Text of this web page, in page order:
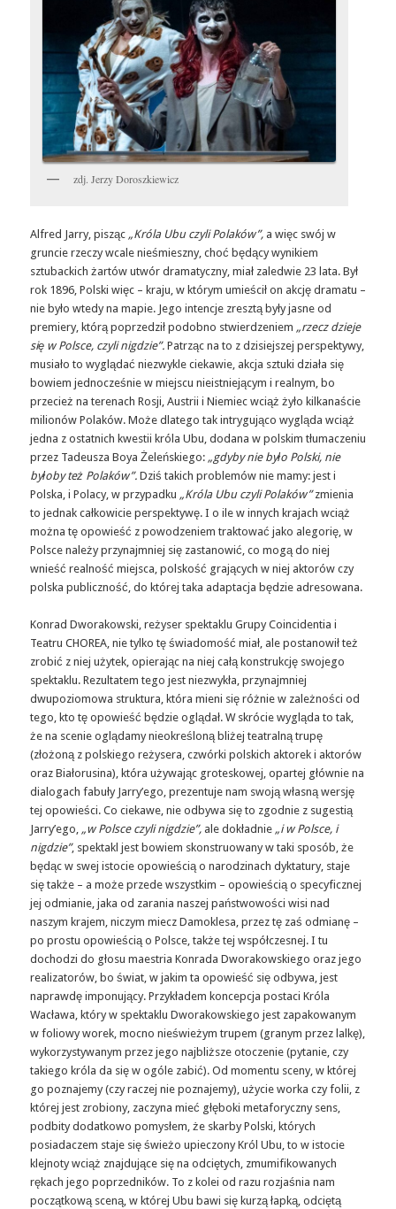
zdj. Jerzy Doroszkiewicz
Alfred Jarry, pisząc „Króla Ubu czyli Polaków”, a więc swój w
gruncie rzeczy wcale nieśmieszny, choć będący wynikiem
sztubackich żartów utwór dramatyczny, miał zaledwie 23 lata. Był
rok 1896, Polski więc – kraju, w którym umieścił on akcję dramatu –
nie było wtedy na mapie. Jego intencje zresztą były jasne od
premiery, którą poprzedził podobno stwierdzeniem „rzecz dzieje
się w Polsce, czyli nigdzie”. Patrząc na to z dzisiejszej perspektywy,
musiało to wyglądać niezwykle ciekawie, akcja sztuki działa się
bowiem jednocześnie w miejscu nieistniejącym i realnym, bo
przecież na terenach Rosji, Austrii i Niemiec wciąż żyło kilkanaście
milionów Polaków. Może dlatego tak intrygująco wygląda wciąż
jedna z ostatnich kwestii króla Ubu, dodana w polskim tłumaczeniu
przez Tadeusza Boya Żeleńskiego: „gdyby nie było Polski, nie
byłoby też Polaków”. Dziś takich problemów nie mamy: jest i
Polska, i Polacy, w przypadku „Króla Ubu czyli Polaków”zmienia
to jednak całkowicie perspektywę. I o ile w innych krajach wciąż
można tę opowieść z powodzeniem traktować jako alegorię, w
Polsce należy przynajmniej się zastanowić, co mogą do niej
wnieść realność miejsca, polskość grających w niej aktorów czy
polska publiczność, do której taka adaptacja będzie adresowana.
Konrad Dworakowski, reżyser spektaklu Grupy Coincidentia i
Teatru CHOREA, nie tylko tę świadomość miał, ale postanowił też
zrobić z niej użytek, opierając na niej całą konstrukcję swojego
spektaklu. Rezultatem tego jest niezwykła, przynajmniej
dwupoziomowa struktura, która mieni się różnie w zależności od
tego, kto tę opowieść będzie oglądał. W skrócie wygląda to tak,
że na scenie oglądamy nieokreśloną bliżej teatralną trupę
(złożoną z polskiego reżysera, czwórki polskich aktorek i aktorów
oraz Białorusina), która używając groteskowej, opartej głównie na
dialogach fabuły Jarry’ego, prezentuje nam swoją własną wersję
tej opowieści. Co ciekawe, nie odbywa się to zgodnie z sugestią
Jarry’ego, „w Polsce czyli nigdzie”,ale dokładnie „i w Polsce, i
nigdzie”, spektakl jest bowiem skonstruowany w taki sposób, że
będąc w swej istocie opowieścią o narodzinach dyktatury, staje
się także – a może przede wszystkim – opowieścią o specyficznej
jej odmianie, jaka od zarania naszej państwowości wisi nad
naszym krajem, niczym miecz Damoklesa, przez tę zaś odmianę –
po prostu opowieścią o Polsce, także tej współczesnej. I tu
dochodzi do głosu maestria Konrada Dworakowskiego oraz jego
realizatorów, bo świat, w jakim ta opowieść się odbywa, jest
naprawdę imponujący. Przykładem koncepcja postaci Króla
Wacława, który w spektaklu Dworakowskiego jest zapakowanym
w foliowy worek, mocno nieświeżym trupem (granym przez lalkę),
wykorzystywanym przez jego najbliższe otoczenie (pytanie, czy
takiego króla da się w ogóle zabić). Od momentu sceny, w której
go poznajemy (czy raczej nie poznajemy), użycie worka czy folii, z
której jest zrobiony, zaczyna mieć głęboki metaforyczny sens,
podbity dodatkowo pomysłem, że skarby Polski, których
posiadaczem staje się świeżo upieczony Król Ubu, to w istocie
klejnoty wciąż znajdujące się na odciętych, zmumifikowanych
rękach jego poprzedników. To z kolei od razu rozjaśnia nam
początkową sceną, w której Ubu bawi się kurzą łapką, odciętą